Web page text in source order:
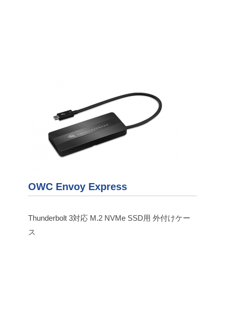
OWC Envoy Express
Thunderbolt 3対応 M.2 NVMe SSD用 外付けケー
ス